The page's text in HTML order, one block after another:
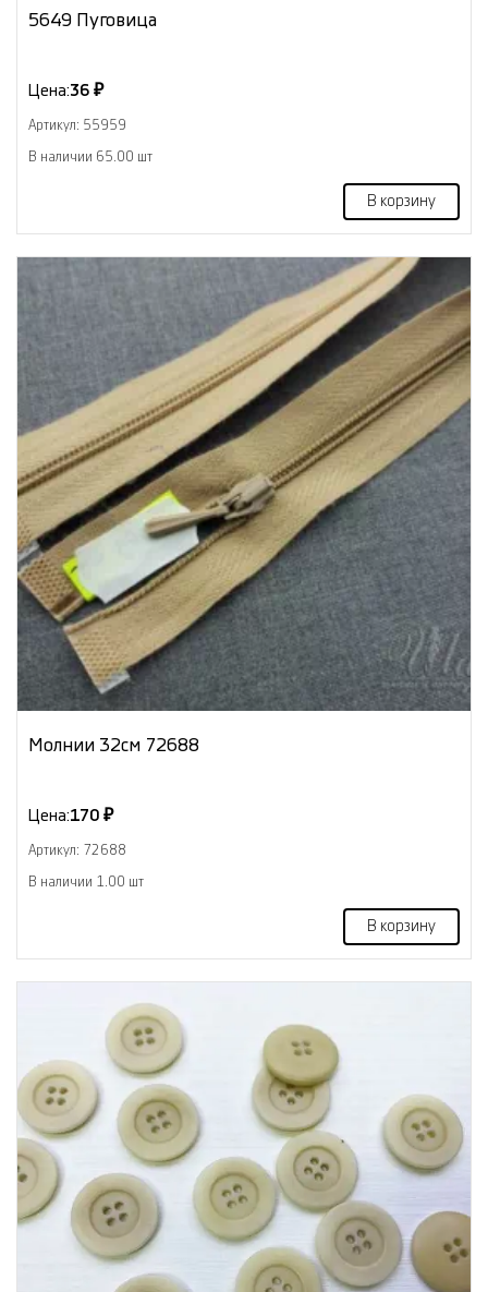
5649 Пуговица
Цена:36 ₽
Артикул: 55959
В наличии 65.00 шт
В корзину
Молнии 32см 72688
Цена:170 ₽
Артикул: 72688
В наличии 1.00 шт
В корзину